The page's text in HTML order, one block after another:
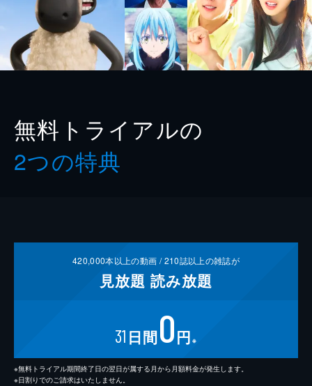
無料トライアルの
2つの特典
420,000本以上の動画 /210誌以上の雑誌が
見放題 読み放題
31 日間0円 ※
※無料トライアル期間終了日の翌日が属する月から月額料金が発生します。
※日割りでのご請求はいたしません。